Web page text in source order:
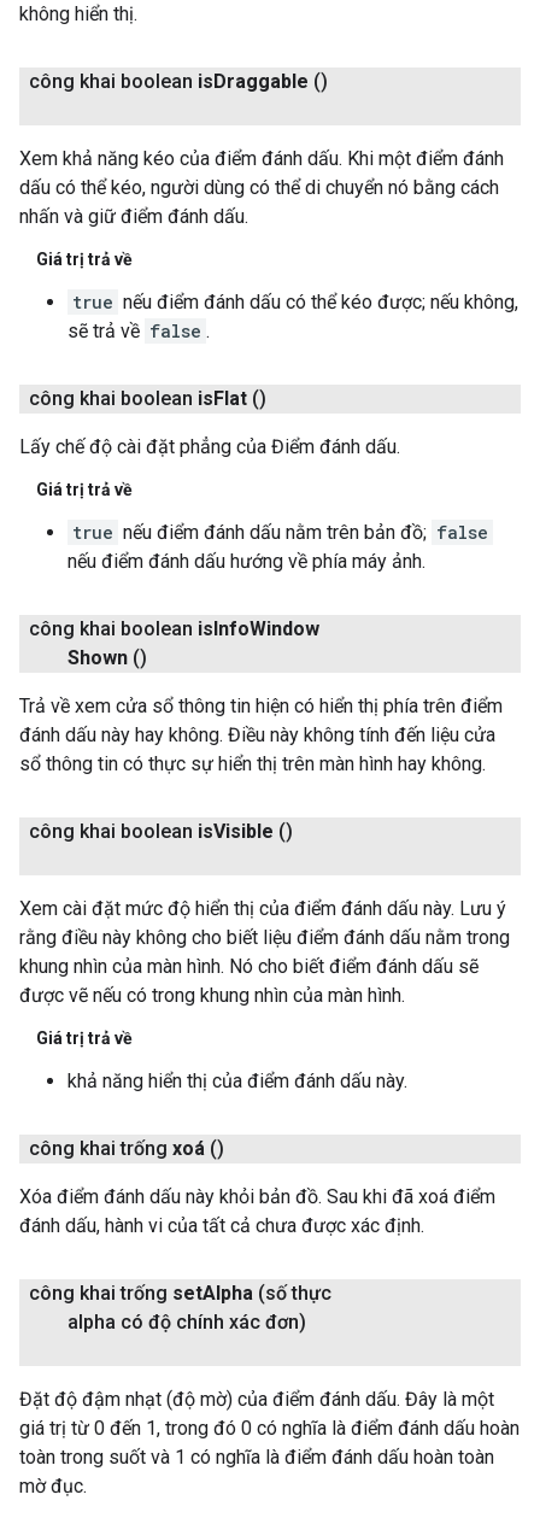
không hiển thị.
công khai boolean isDraggable ()
Xem khả năng kéo của điểm đánh dấu. Khi một điểm đánh
dấu có thể kéo, người dùng có thể di chuyển nó bằng cách
nhấn và giữ điểm đánh dấu.
Giá trị trả về
true nếu điểm đánh dấu có thể kéo được; nếu không,
sẽ trả về false .
công khai boolean isFlat ()
Lấy chế độ cài đặt phẳng của Điểm đánh dấu.
Giá trị trả về
true nếu điểm đánh dấu nằm trên bản đồ; false
nếu điểm đánh dấu hướng về phía máy ảnh.
công khai boolean isInfoWindow
Shown ()
Trả về xem cửa sổ thông tin hiện có hiển thị phía trên điểm
đánh dấu này hay không. Điều này không tính đến liệu cửa
sổ thông tin có thực sự hiển thị trên màn hình hay không.
công khai boolean isVisible ()
Xem cài đặt mức độ hiển thị của điểm đánh dấu này. Lưu ý
rằng điều này không cho biết liệu điểm đánh dấu nằm trong
khung nhìn của màn hình. Nó cho biết điểm đánh dấu sẽ
được vẽ nếu có trong khung nhìn của màn hình.
Giá trị trả về
khả năng hiển thị của điểm đánh dấu này.
công khai trống xoá ()
Xóa điểm đánh dấu này khỏi bản đồ. Sau khi đã xoá điểm
đánh dấu, hành vi của tất cả chưa được xác định.
công khai trống setAlpha (số thực
alpha có độ chính xác đơn)
Đặt độ đậm nhạt (độ mờ) của điểm đánh dấu. Đây là một
giá trị từ 0 đến 1, trong đó 0 có nghĩa là điểm đánh dấu hoàn
toàn trong suốt và 1 có nghĩa là điểm đánh dấu hoàn toàn
mờ đục.